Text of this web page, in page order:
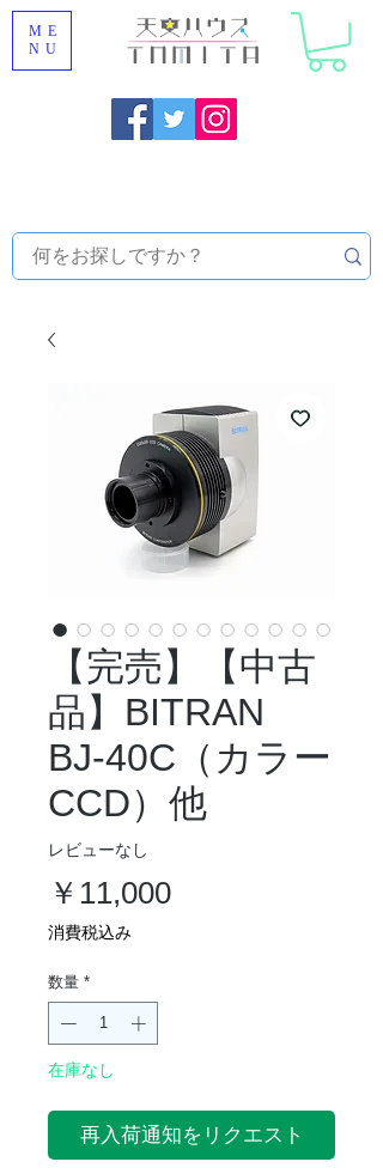
ME
NU
【完売】【中古
品】BITRAN
BJ-40C（カラー
CCD）他
レビューなし
￥11,000価
消費税込み
数量 *
在庫なし
再入荷通知をリクエスト